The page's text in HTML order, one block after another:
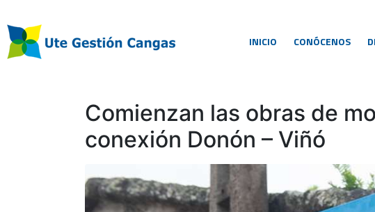
INICIO CONÓCENOS
Comienzan las obras de
conexión Donón – Viñó